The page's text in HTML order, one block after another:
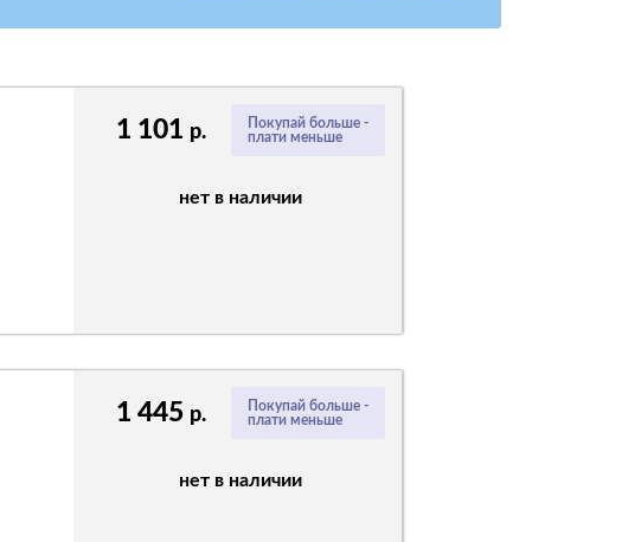
Покупай больше -
плати меньше
1 101 р.
нет в наличии
Покупай больше -
плати меньше
1 445 р.
нет в наличии